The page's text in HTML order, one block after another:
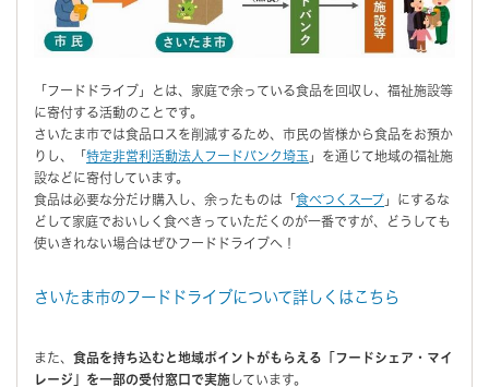
「フードドライブ」とは、家庭で余っている食品を回収し、福祉施設等
に寄付する活動のことです。
さいたま市では食品ロスを削減するため、市民の皆様から食品をお預か
りし、「 特定非営利活動法人フードバンク埼玉 」を通じて地域の福祉施
設などに寄付しています。
食品は必要な分だけ購入し、余ったものは「 食べつくスープ 」にするな
どして家庭でおいしく食べきっていただくのが一番ですが、どうしても
使いきれない場合はぜひフードドライブへ！
さいたま市のフードドライブについて詳しくはこちら
また、 食品を持ち込むと地域ポイントがもらえる「フードシェア・マイ
レージ」を一部の受付窓口で実施 しています。